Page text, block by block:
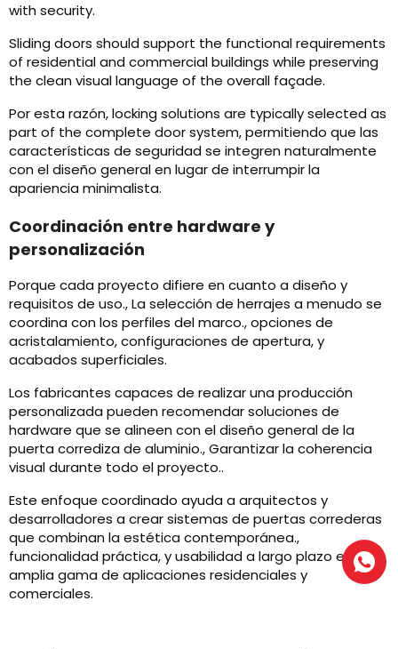
with security.
Sliding doors should support the functional requirements
of residential and commercial buildings while preserving
the clean visual language of the overall façade.
Por esta razón,locking solutions are typically selected as
part of the complete door system, permitiendo que las
características de seguridad se integren naturalmente
con el diseño general en lugar de interrumpir la
apariencia minimalista.
Coordinación entre hardware y
personalización
Porque cada proyecto difiere en cuanto a diseño y
requisitos de uso., La selección de herrajes a menudo se
coordina con los perfiles del marco., opciones de
acristalamiento, configuraciones de apertura, y
acabados superficiales.
Los fabricantes capaces de realizar una producción
personalizada pueden recomendar soluciones de
hardware que se alineen con el diseño general de la
puerta corrediza de aluminio., Garantizar la coherencia
visual durante todo el proyecto..
Este enfoque coordinado ayuda a arquitectos y
desarrolladores a crear sistemas de puertas correderas
que combinan la estética contemporánea.,
funcionalidad práctica, y usabilidad a largo plazo en una
amplia gama de aplicaciones residenciales y
comerciales.